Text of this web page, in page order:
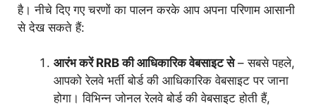
है। नीचे दिए गए चरणों का पालन करके आप अपना परिणाम आसानी
से देख सकते हैं:
आरंभ करें RRB की आधिकारिक वेबसाइट से– सबसे पहले,
आपको रेलवे भर्ती बोर्ड की आधिकारिक वेबसाइट पर जाना
होगा। विभिन्न जोनल रेलवे बोर्ड की वेबसाइट होती हैं,